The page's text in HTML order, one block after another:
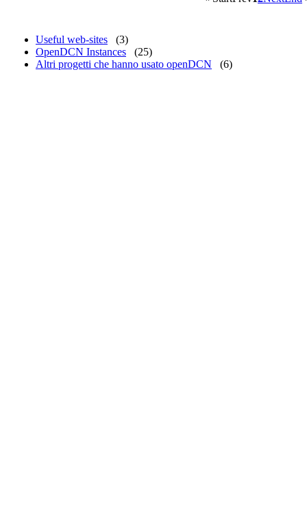
Useful web-sites
(3)
OpenDCN Instances
(25)
Altri progetti che hanno usato openDCN
(6)